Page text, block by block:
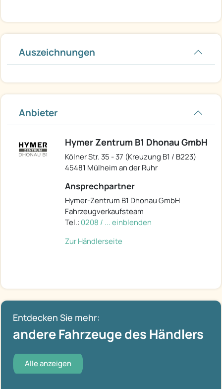
Auszeichnungen
Anbieter
Hymer Zentrum B1 Dhonau GmbH
Kölner Str. 35 - 37 (Kreuzung B1 / B223)
45481 Mülheim an der Ruhr
Ansprechpartner
Hymer-Zentrum B1 Dhonau GmbH
Fahrzeugverkaufsteam
Tel.: 0208 / ... einblenden
Zur Händlerseite
Entdecken Sie mehr:
andere Fahrzeuge des Händlers
Alle anzeigen